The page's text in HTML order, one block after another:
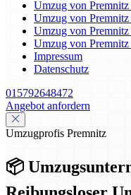
Umzug von Premnitz
Umzug von
Umzug von
Umzug von Premnitz
Impressum
Datenschutz
015792648472
Angebot anfordern
Umzugprofis Premnitz
📦